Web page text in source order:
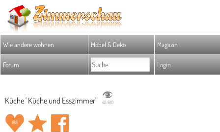
Wie andere wohnen Möbel & Deko Magazin
Forum Login
Küche ' Küche und Esszimmer' 42.610
188